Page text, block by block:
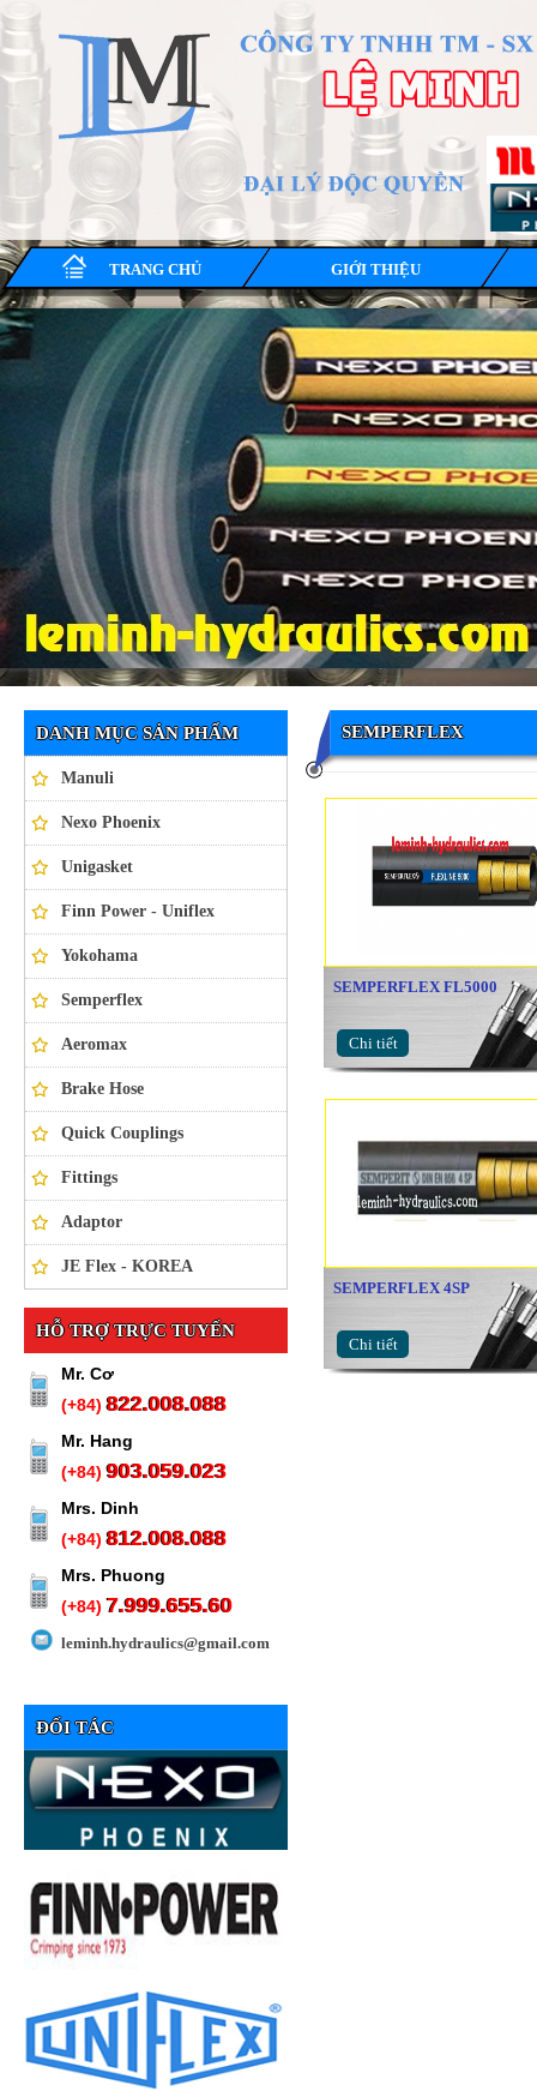
TRANG CHỦ GIỚI THIỆU
Ống thủy lực NEXO PHOENIX
DANH MỤC SẢN PHẨM
Manuli
Nexo Phoenix
Unigasket
Finn Power - Uniflex
Yokohama
Semperflex
Aeromax
Brake Hose
Quick Couplings
Fittings
Adaptor
JE Flex - KOREA
HỖ TRỢ TRỰC TUYẾN
Mr. Cơ
(+84)822.008.088
Mr. Hang
(+84)903.059.023
Mrs. Dinh
(+84)812.008.088
Mrs. Phuong
(+84)7.999.655.60
leminh.hydraulics@gmail.com
ĐỐI TÁC
SEMPERFLEX
SEMPERFLEX FL5000
Chi tiết
SEMPERFLEX 4SP
Chi tiết